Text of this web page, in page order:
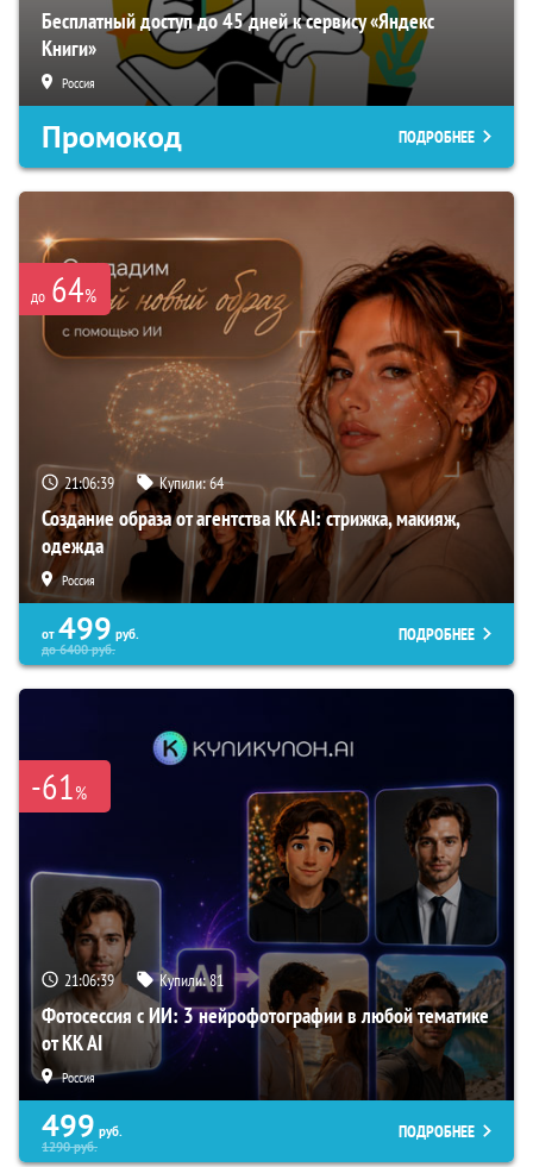
Бесплатный доступ до 45 дней к сервису «Яндекс
Книги»
Россия
Промокод ПОДРОБНЕЕ
до 64%
21:06:38 Купили:64
Создание образа от агентства KK AI: стрижка, макияж,
одежда
Россия
от 499 руб.
до6400руб.
ПОДРОБНЕЕ
-61%
21:06:38 Купили:81
Фотосессия с ИИ: 3 нейрофотографии в любой тематике
от KK AI
Россия
499 руб.
1290руб.
ПОДРОБНЕЕ